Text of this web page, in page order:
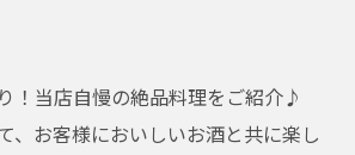
！当店自慢の絶品料理をご紹介♪
、お客様においしいお酒と共に楽し